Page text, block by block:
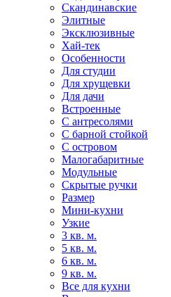
Скандинавские
Элитные
Эксклюзивные
Хай-тек
Особенности
Для студии
Для хрущевки
Для дачи
Встроенные
С антресолями
С барной стойкой
С островом
Малогабаритные
Модульные
Скрытые ручки
Размер
Мини-кухни
Узкие
3 кв. м.
5 кв. м.
6 кв. м.
9 кв. м.
Все для кухни